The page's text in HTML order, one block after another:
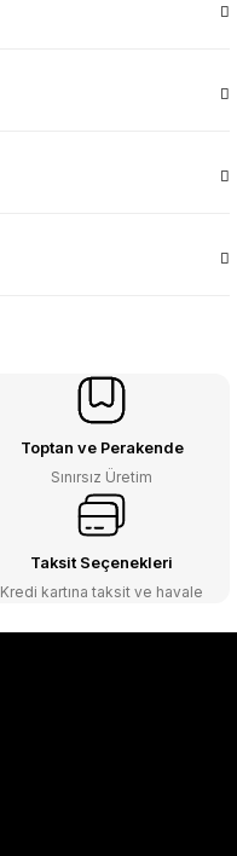
Toptan ve Perakende
Sınırsız Üretim
Taksit Seçenekleri
Kredi kartına taksit ve havale